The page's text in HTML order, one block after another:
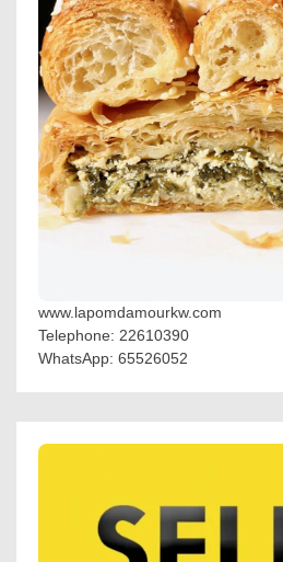
www.lapomdamourkw.com
Telephone: 22610390
WhatsApp: 65526052